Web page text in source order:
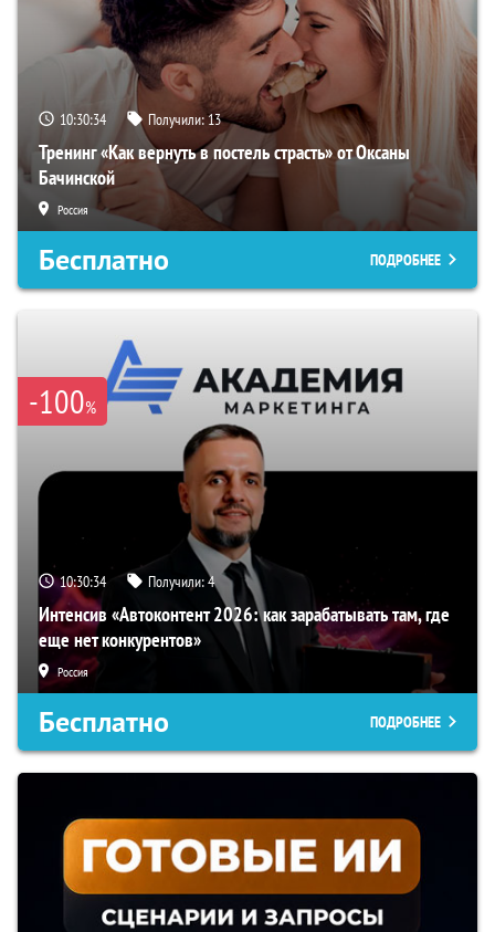
10:30:34 Получили:13
Тренинг «Как вернуть в постель страсть» от Оксаны
Бачинской
Россия
Бесплатно ПОДРОБНЕЕ
-100%
10:30:34 Получили:4
Интенсив «Автоконтент 2026: как зарабатывать там, где
еще нет конкурентов»
Россия
Бесплатно ПОДРОБНЕЕ